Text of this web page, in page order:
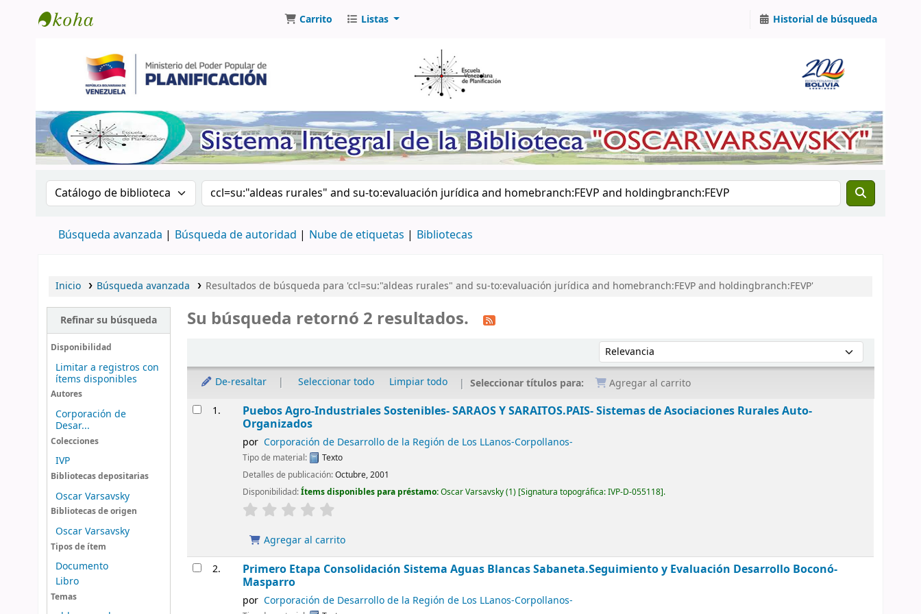
Carrito Listas Historial de búsqueda
Buscar en el catálogo por:Buscar en el catálogo por palabra clave
Búsqueda avanzada Búsqueda de autoridad Nube de etiquetas Bibliotecas
Inicio Búsqueda avanzada Resultados de búsqueda para 'ccl=su:"aldeas rurales" and su-to:evaluación jurídica and homebranch:FEVP and holdingbranch:FEVP'
Refinar su búsqueda
Disponibilidad
Limitar a registros con
ítems disponibles
Autores
Corporación de
Desar...
Colecciones
IVP
Bibliotecas depositarias
Oscar Varsavsky
Bibliotecas de origen
Oscar Varsavsky
Tipos de ítem
Documento
Libro
Temas
Su búsqueda retornó 2 resultados.
Ordenar por:
De-resaltar Seleccionar todo Limpiar todo Seleccionar títulos para: Agregar al carrito
Resultados
1.
Puebos Agro-Industriales Sostenibles- SARAOS Y SARAITOS.PAIS- Sistemas de Asociaciones Rurales Auto-
Organizados
por Corporación de Desarrollo de la Región de Los LLanos-Corpollanos-
Tipo de material:
Texto
Detalles de publicación:Octubre, 2001
Disponibilidad:Ítems disponibles para préstamo:Oscar Varsavsky(1) Signatura topográfica:IVP-D-055118 .
Agregar al carrito
2.
Primero Etapa Consolidación Sistema Aguas Blancas Sabaneta.Seguimiento y Evaluación Desarrollo Boconó-
Masparro
por Corporación de Desarrollo de la Región de Los LLanos-Corpollanos-